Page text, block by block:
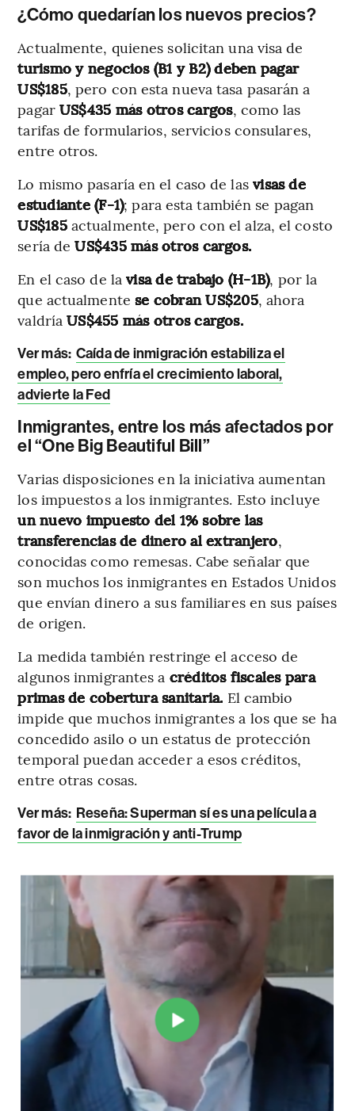
¿Cómo quedarían los nuevos precios?
Actualmente, quienes solicitan una visa de
turismo y negocios (B1 y B2) deben pagar
US$185, pero con esta nueva tasa pasarán a
pagar US$435 más otros cargos, como las
tarifas de formularios, servicios consulares,
entre otros.
Lo mismo pasaría en el caso de lasvisas de
estudiante (F-1); para esta también se pagan
US$185actualmente, pero con el alza, el costo
sería de US$435 más otros cargos.
En el caso de lavisa de trabajo (H-1B), por la
que actualmente se cobran US$205, ahora
valdríaUS$455 más otros cargos.
Ver más: Caída de inmigración estabiliza el
empleo, pero enfría el crecimiento laboral,
advierte la Fed
Inmigrantes, entre los más afectados por
el “One Big Beautiful Bill”
Varias disposiciones en la iniciativa aumentan
los impuestos a los inmigrantes. Esto incluye
un nuevo impuesto del 1% sobre las
transferencias de dinero al extranjero,
conocidas como remesas. Cabe señalar que
son muchos los inmigrantes en Estados Unidos
que envían dinero a sus familiares en sus países
de origen.
La medida también restringe el acceso de
algunos inmigrantes a créditos fiscales para
primas de cobertura sanitaria. El cambio
impide que muchos inmigrantes a los que se ha
concedido asilo o un estatus de protección
temporal puedan acceder a esos créditos,
entre otras cosas.
Ver más: Reseña: Superman sí es una película a
favor de la inmigración y anti-Trump